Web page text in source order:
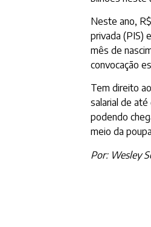
Neste ano,
privada (PIS)
mês de
convocação
Tem direito
salarial de
podendo
meio da
Por: Wesley